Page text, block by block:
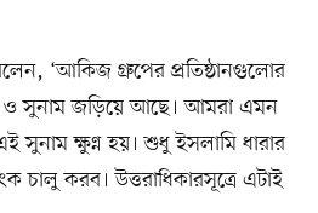
‘আকিজ গ্রুপের প্রতিষ্ঠানগুলোর
ও সুনাম জড়িয়ে আছে। আমরা এমন
সুনাম ক্ষুণ্ন হয়। শুধু ইসলামি ধারার
চালু করব। উত্তরাধিকারসূত্রে এটাই